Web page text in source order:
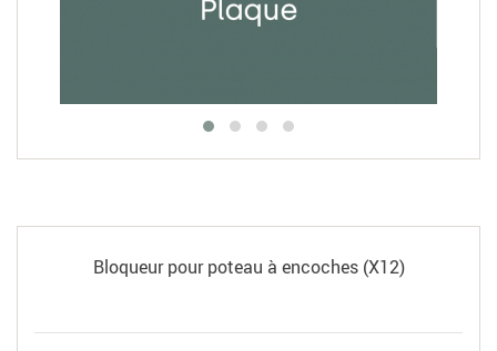
Bloqueur pour poteau à encoches (X12)